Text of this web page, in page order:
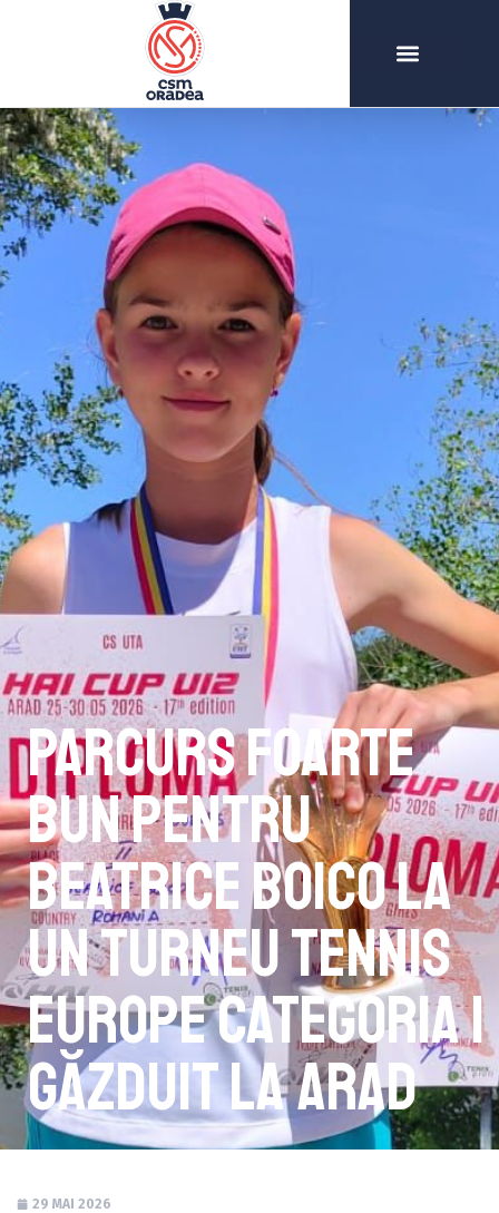
Parcurs foarte
bun pentru
Beatrice Boico la
un turneu Tennis
Europe Categoria 1
găzduit la Arad
29 MAI 2026